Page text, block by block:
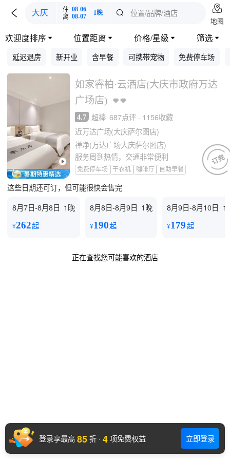
 大庆 住 08-06
离 08-07 1晚  位置/品牌/酒店 
地图
欢迎度排序  位置距离  价格/星级  筛选 
延迟退房 新开业 含早餐 可携带宠物 免费停车场
如家睿柏·云酒店(大庆市政府万达
广场店)
4.7 超棒 687点评 · 1156收藏
近万达广场(大庆萨尔图店)
禅净(万达广场大庆萨尔图店)
服务周到热情，交通非常便利
免费停车场 干衣机 咖啡厅 自助早餐
这些日期还可订，但可能很快会售完
8月7日-8月8日 1晚
¥262起
8月8日-8月9日 1晚
¥190起
8月9日-8月10日 1
¥179起
正在查找您可能喜欢的酒店
登录享最高 85 折 · 4 项免费权益 立即登录